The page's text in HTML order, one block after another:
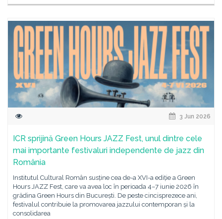
3 Jun 2026
ICR sprijină Green Hours JAZZ Fest, unul dintre cele
mai importante festivaluri independente de jazz din
România
Institutul Cultural Român susține cea de-a XVI-a ediție a Green
Hours JAZZ Fest, care va avea loc în perioada 4–7 iunie 2026 în
grădina Green Hours din București. De peste cincisprezece ani,
festivalul contribuie la promovarea jazzului contemporan și la
consolidarea